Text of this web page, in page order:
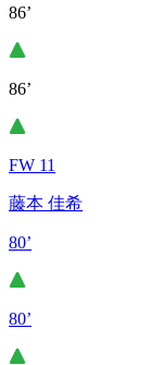
86’
86’
FW 11
藤本 佳希
80’
80’